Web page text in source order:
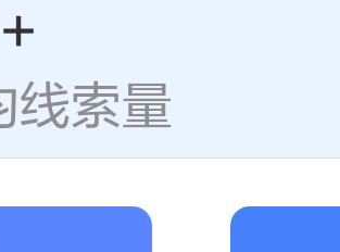
线索量
力商家，开
领7300元